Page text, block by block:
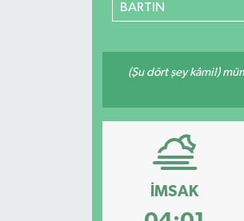
BARTIN
(Şu dört şey kâmil)
İMSAK